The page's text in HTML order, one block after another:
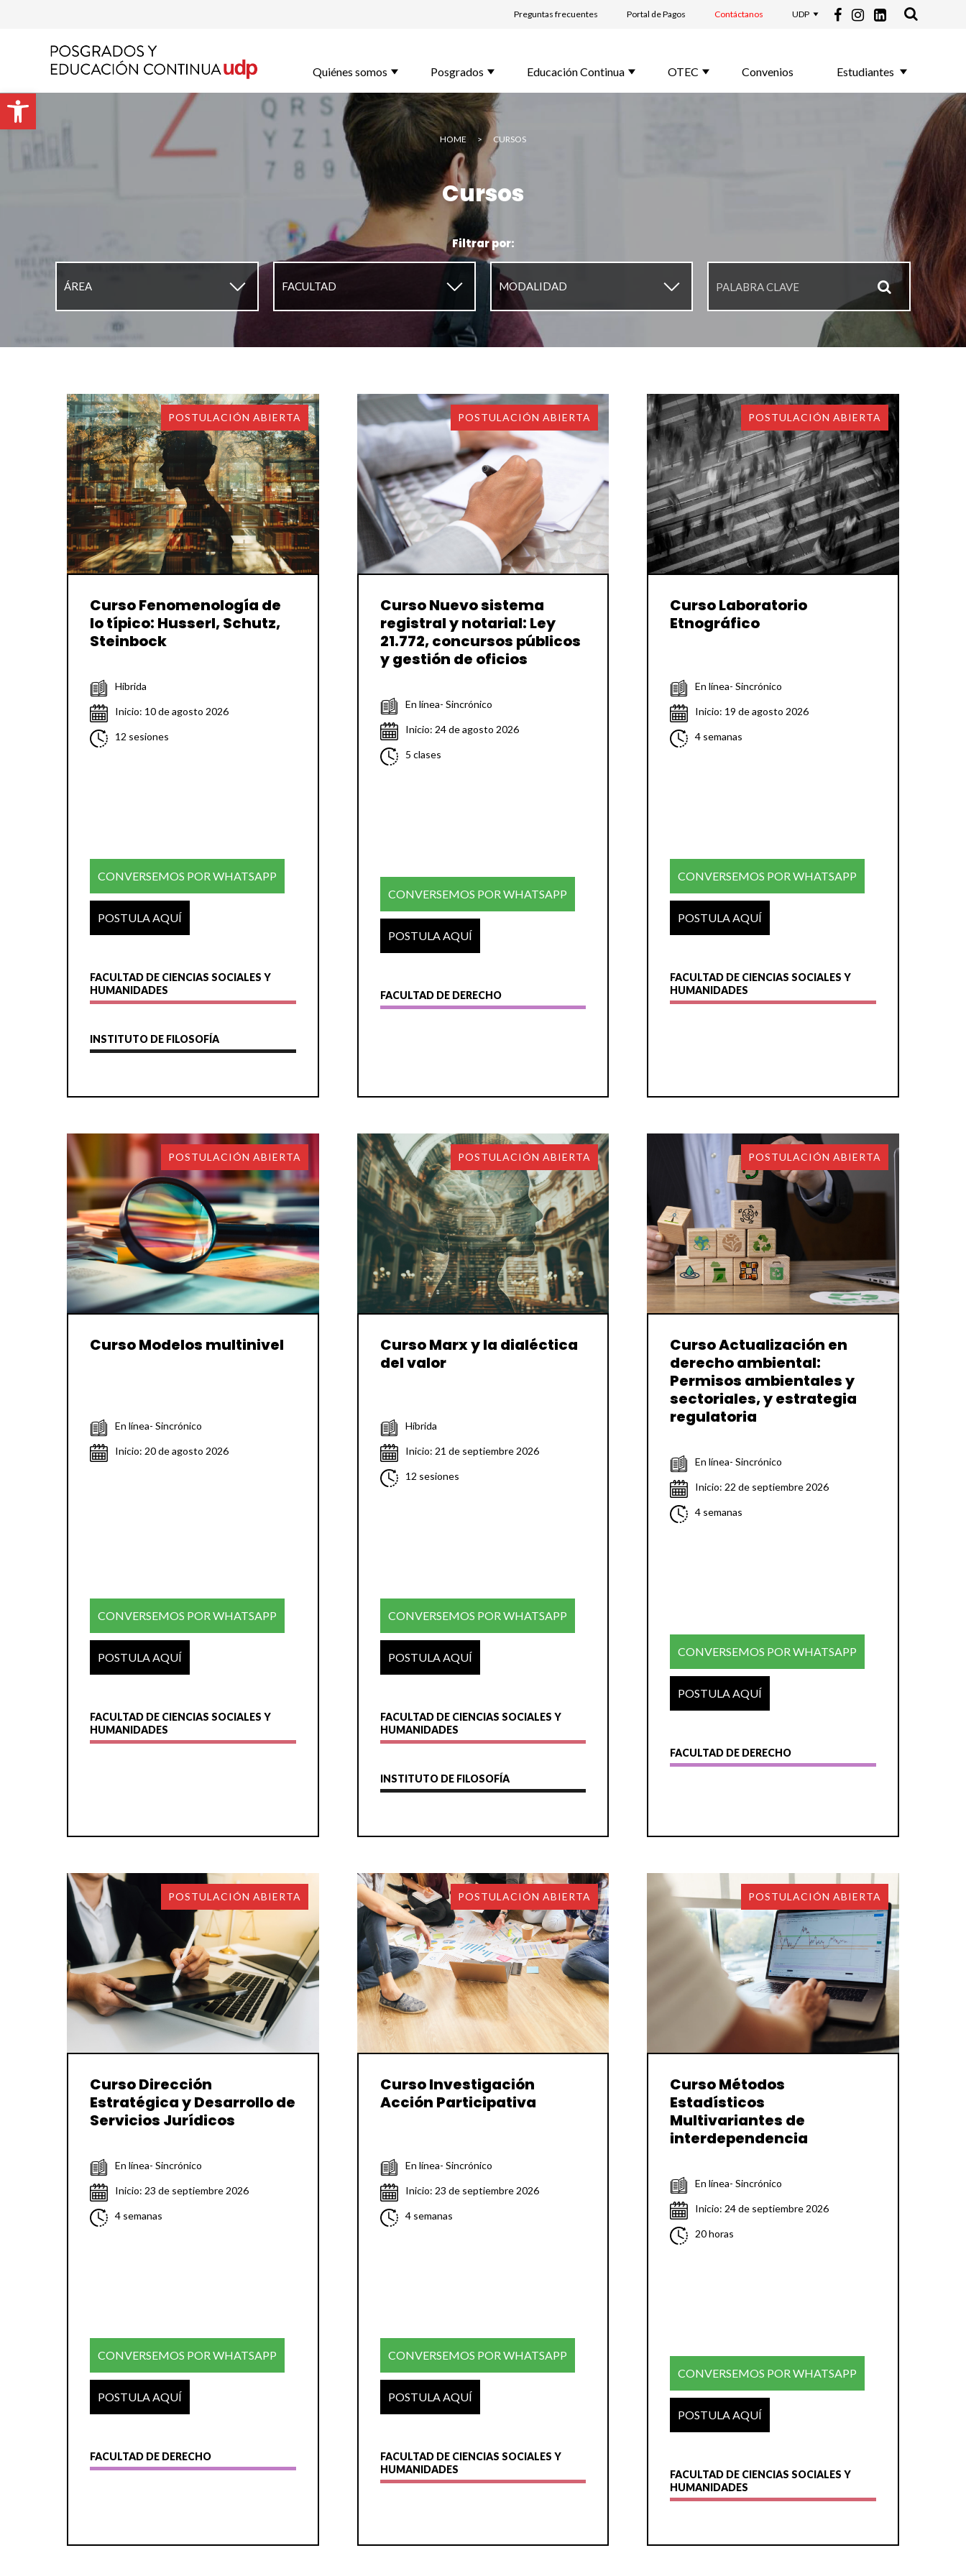
Abrir barra de herramientas
Preguntas frecuentes Portal de Pagos Contáctanos UDP
Quiénes somos Posgrados Educación Continua OTEC Convenios Estudiantes
Email *
Programa de Interés *
Enviar
HOME > CURSOS
Cursos
Filtrar por:
▼ ▼ ▼
POSTULACIÓN ABIERTA
Curso Fenomenología de
lo típico: Husserl, Schutz,
Steinbock
Híbrida
Inicio: 10 de agosto 2026
12 sesiones
CONVERSEMOS POR WHATSAPP
POSTULA AQUÍ
FACULTAD DE CIENCIAS SOCIALES Y
HUMANIDADES
INSTITUTO DE FILOSOFÍA
POSTULACIÓN ABIERTA
Curso Nuevo sistema
registral y notarial: Ley
21.772, concursos públicos
y gestión de oficios
En línea- Sincrónico
Inicio: 24 de agosto 2026
5 clases
CONVERSEMOS POR WHATSAPP
POSTULA AQUÍ
FACULTAD DE DERECHO
POSTULACIÓN ABIERTA
Curso Laboratorio
Etnográfico
En línea- Sincrónico
Inicio: 19 de agosto 2026
4 semanas
CONVERSEMOS POR WHATSAPP
POSTULA AQUÍ
FACULTAD DE CIENCIAS SOCIALES Y
HUMANIDADES
POSTULACIÓN ABIERTA
Curso Modelos multinivel
En línea- Sincrónico
Inicio: 20 de agosto 2026
CONVERSEMOS POR WHATSAPP
POSTULA AQUÍ
FACULTAD DE CIENCIAS SOCIALES Y
HUMANIDADES
POSTULACIÓN ABIERTA
Curso Marx y la dialéctica
del valor
Híbrida
Inicio: 21 de septiembre 2026
12 sesiones
CONVERSEMOS POR WHATSAPP
POSTULA AQUÍ
FACULTAD DE CIENCIAS SOCIALES Y
HUMANIDADES
INSTITUTO DE FILOSOFÍA
POSTULACIÓN ABIERTA
Curso Actualización en
derecho ambiental:
Permisos ambientales y
sectoriales, y estrategia
regulatoria
En línea- Sincrónico
Inicio: 22 de septiembre 2026
4 semanas
CONVERSEMOS POR WHATSAPP
POSTULA AQUÍ
FACULTAD DE DERECHO
POSTULACIÓN ABIERTA
Curso Dirección
Estratégica y Desarrollo de
Servicios Jurídicos
En línea- Sincrónico
Inicio: 23 de septiembre 2026
4 semanas
CONVERSEMOS POR WHATSAPP
POSTULA AQUÍ
FACULTAD DE DERECHO
POSTULACIÓN ABIERTA
Curso Investigación
Acción Participativa
En línea- Sincrónico
Inicio: 23 de septiembre 2026
4 semanas
CONVERSEMOS POR WHATSAPP
POSTULA AQUÍ
FACULTAD DE CIENCIAS SOCIALES Y
HUMANIDADES
POSTULACIÓN ABIERTA
Curso Métodos
Estadísticos
Multivariantes de
interdependencia
En línea- Sincrónico
Inicio: 24 de septiembre 2026
20 horas
CONVERSEMOS POR WHATSAPP
POSTULA AQUÍ
FACULTAD DE CIENCIAS SOCIALES Y
HUMANIDADES